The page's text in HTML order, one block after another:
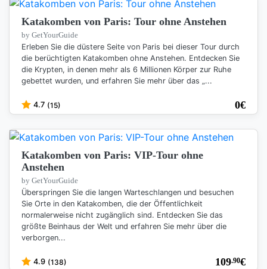
Katakomben von Paris: Tour ohne Anstehen
by GetYourGuide
Erleben Sie die düstere Seite von Paris bei dieser Tour durch
die berüchtigten Katakomben ohne Anstehen. Entdecken Sie
die Krypten, in denen mehr als 6 Millionen Körper zur Ruhe
gebettet wurden, und erfahren Sie mehr über das „...
4.7 (15) 0€
Katakomben von Paris: VIP-Tour ohne
Anstehen
by GetYourGuide
Überspringen Sie die langen Warteschlangen und besuchen
Sie Orte in den Katakomben, die der Öffentlichkeit
normalerweise nicht zugänglich sind. Entdecken Sie das
größte Beinhaus der Welt und erfahren Sie mehr über die
verborgen...
4.9 (138) 109.90€